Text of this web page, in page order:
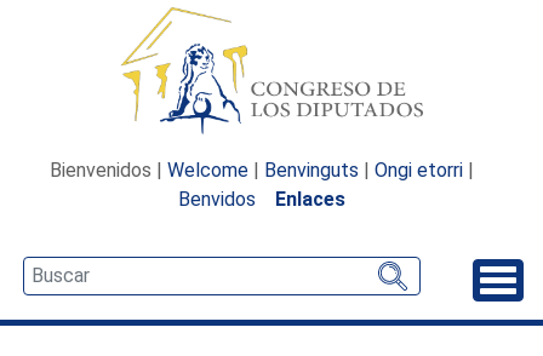
Bienvenidos | Welcome | Benvinguts | Ongi etorri |
Benvidos
Enlaces